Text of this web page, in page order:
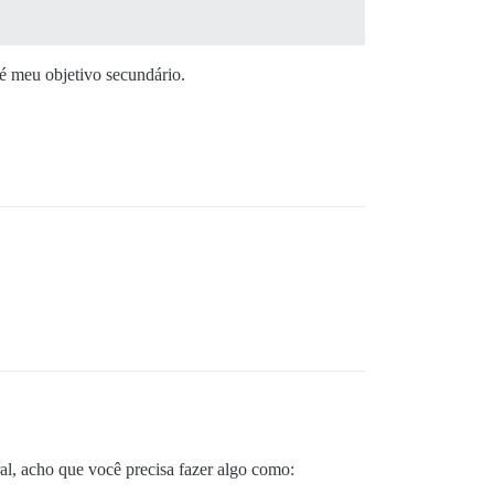
meu objetivo secundário.
acho que você precisa fazer algo como: